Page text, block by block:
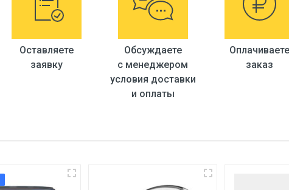
Zanglamas po'latdan
Оставляете
заявку
Обсуждаете
с менеджером
условия доставки
и оплаты
Оплачиваете
заказ